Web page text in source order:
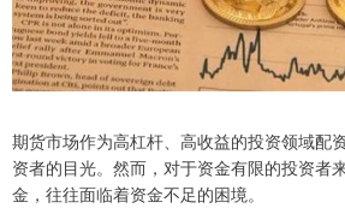
期货市场作为高杠杆、高收益的投资领域配
资者的目光。然而，对于资金有限的投资者
金，往往面临着资金不足的困境。